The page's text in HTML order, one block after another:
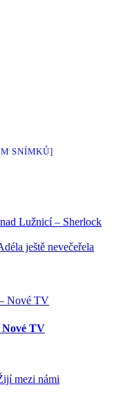
SNÍMKŮ]
Lužnicí – Sherlock
ještě nevečeřela
Nové TV